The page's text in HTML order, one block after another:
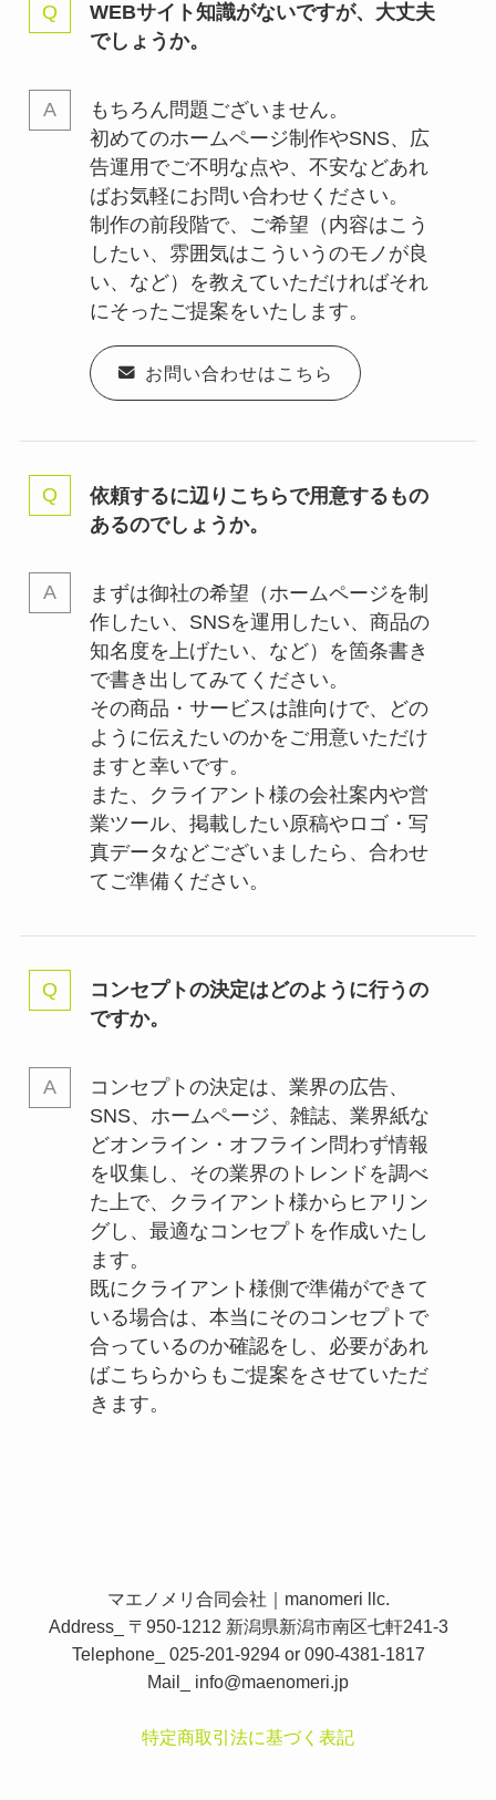
WEBサイト知識がないですが、大丈夫
でしょうか。
もちろん問題ございません。
初めてのホームページ制作やSNS、広
告運用でご不明な点や、不安などあれ
ばお気軽にお問い合わせください。
制作の前段階で、ご希望（内容はこう
したい、雰囲気はこういうのモノが良
い、など）を教えていただければそれ
にそったご提案をいたします。
お問い合わせはこちら
依頼するに辺りこちらで用意するもの
あるのでしょうか。
まずは御社の希望（ホームページを制
作したい、SNSを運用したい、商品の
知名度を上げたい、など）を箇条書き
で書き出してみてください。
その商品・サービスは誰向けで、どの
ように伝えたいのかをご用意いただけ
ますと幸いです。
また、クライアント様の会社案内や営
業ツール、掲載したい原稿やロゴ・写
真データなどございましたら、合わせ
てご準備ください。
コンセプトの決定はどのように行うの
ですか。
コンセプトの決定は、業界の広告、
SNS、ホームページ、雑誌、業界紙な
どオンライン・オフライン問わず情報
を収集し、その業界のトレンドを調べ
た上で、クライアント様からヒアリン
グし、最適なコンセプトを作成いたし
ます。
既にクライアント様側で準備ができて
いる場合は、本当にそのコンセプトで
合っているのか確認をし、必要があれ
ばこちらからもご提案をさせていただ
きます。
マエノメリ合同会社｜manomeri llc.
Address_ 〒950-1212 新潟県新潟市南区七軒241-3
Telephone_ 025-201-9294 or 090-4381-1817
Mail_ info@maenomeri.jp
特定商取引法に基づく表記